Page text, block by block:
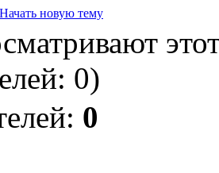
0)
0